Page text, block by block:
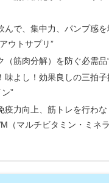
んで、集中力、パンプ感を
ウトサプリ”
（筋肉分解）を防ぐ必需品
味よし！効果良しの三拍
”
疫力向上、筋トレを行わな
（マルチビタミン・ミネラ